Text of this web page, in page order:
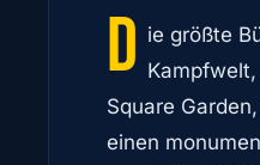
D ie größte
Square
einen